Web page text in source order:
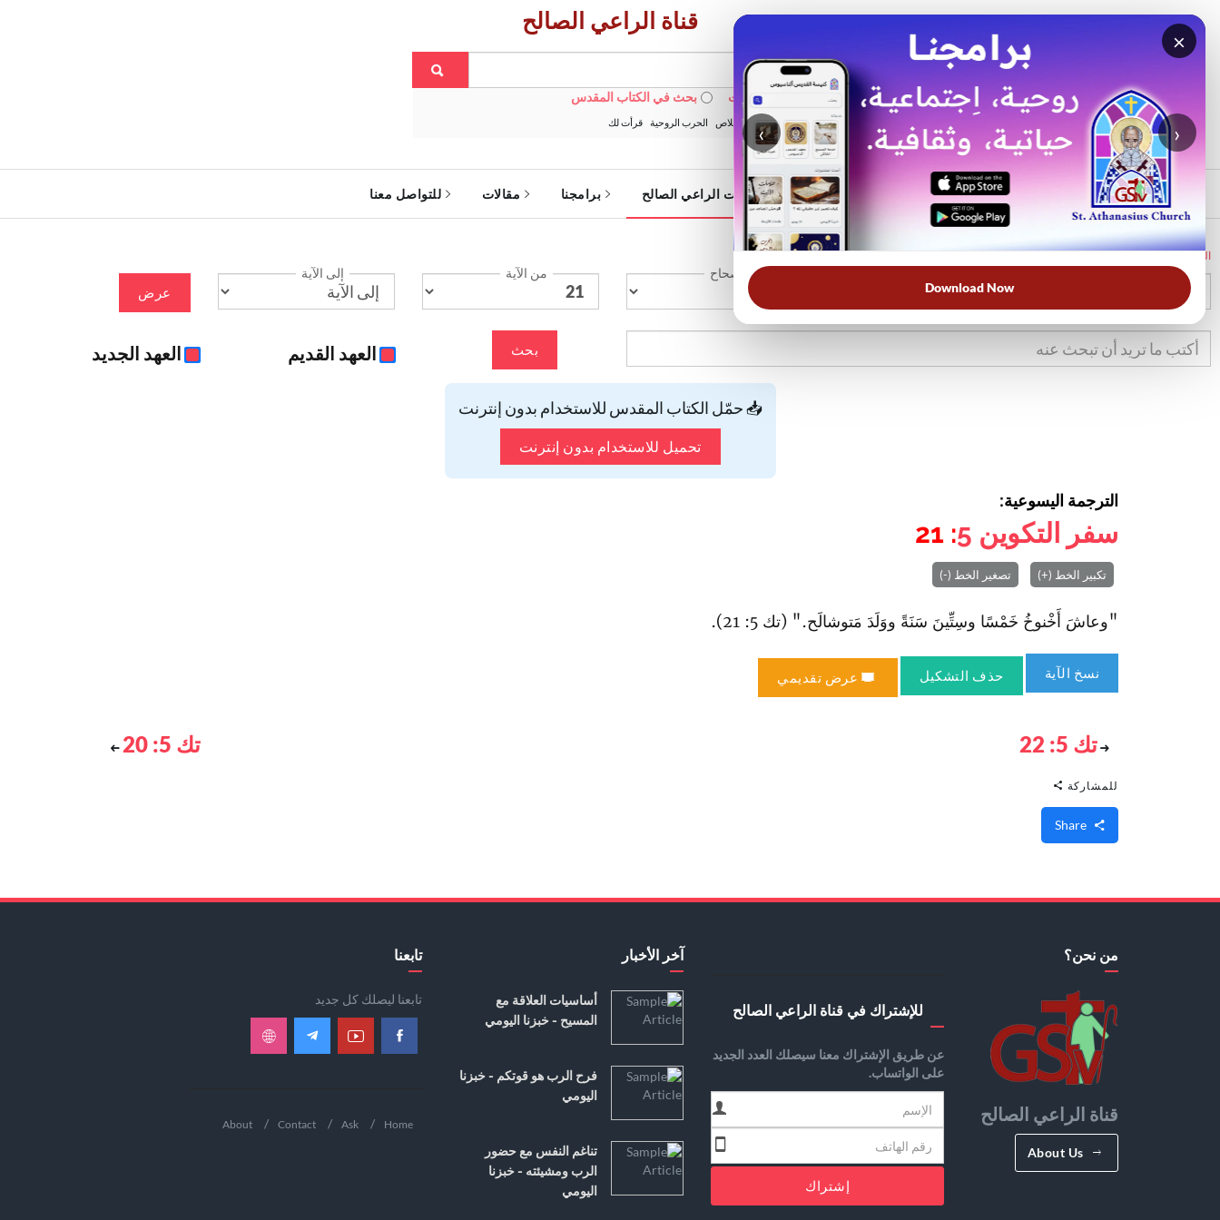
×
‹ ›
Download Now
قناة الراعي الصالح
بحث في الويبسايت بحث في الكتاب المقدس
الأكثر بحثًا: خبزنا اليومي الخلاص الحرب الروحية قرأت لك
الرئيسية خدمات الراعي الصالح برامجنا مقالات للتواصل معنا
الرئيسية
الإصحاح من الآية إلى الآية
عرض
بحث العهد القديم العهد الجديد
📥 حمّل الكتاب المقدس للاستخدام بدون إنترنت
تحميل للاستخدام بدون إنترنت
الترجمة اليسوعية:
سفر التكوين 5
: 21
تكبير الخط (+) تصغير الخط (-)
"وعاشَ أَخْنوخُ خَمْسًا وسِتِّينَ سَنَةً ووَلَدَ مَتوشالَح." (تك 5: 21).
نسخ الآية حذف التشكيل عرض تقديمي
تك 5: 22 تك 5: 20
للمشاركة
من نحن؟
قناة الراعي الصالح
About Us
للإشتراك في قناة الراعي الصالح
عن طريق الإشتراك معنا سيصلك العدد الجديد
على الواتساب.
إشتراك
آخر الأخبار
أساسيات العلاقة مع
المسيح - خبزنا اليومي
فرح الرب هو قوتكم - خبزنا
اليومي
تناغم النفس مع حضور
الرب ومشيئته - خبزنا
اليومي
تابعنا
تابعنا ليصلك كل جديد
Home
Ask
Contact
About